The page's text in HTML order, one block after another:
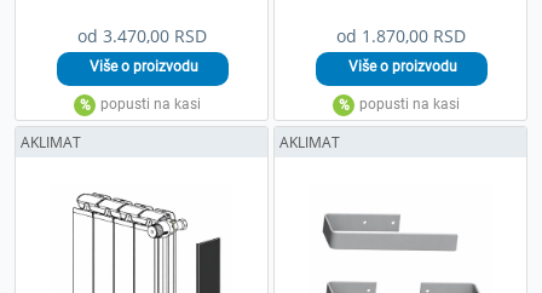
od 3.470,00 RSD od 1.870,00 RSD
AKLIMAT AKLIMAT